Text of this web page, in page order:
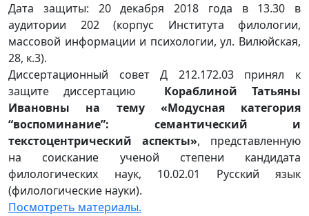
Дата защиты: 20 декабря 2018 года в 13.30 в
аудитории 202 (корпус Института филологии,
массовой информации и психологии, ул. Вилюйская,
28, к.3).
Диссертационный совет Д 212.172.03 принял к
защите диссертацию Кораблиной Татьяны
Ивановны на тему «Модусная категория
“воспоминание”: семантический и
текстоцентрический аспекты», представленную
на соискание ученой степени кандидата
филологических наук, 10.02.01 Русский язык
(филологические науки).
Посмотреть материалы.